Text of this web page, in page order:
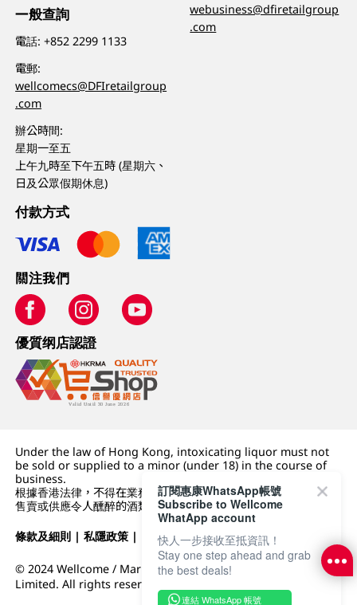
一般查詢
電話:+852 2299 1133
電郵:
wellcomecs@DFIretailgroup
.com
辦公時間:
星期一至五
上午九時至下午五時 (星期六、
日及公眾假期休息)
webusiness@dfiretailgroup
.com
付款方式
關注我們
優質纲店認證
Under the law of Hong Kong, intoxicating liquor must not
be sold or supplied to a minor (under 18) in the course of
business.
根據香港法律，不得在業務過程中，向未成年人 (18 歲以下人士)
售賣或供應令人醺醉的酒類。
條款及細則 |私隱政策 | DFI零售集團
© 2024 Wellcome / Market Place. The Dairy Farm Company
Limited. All rights reserved.
訂閱惠康WhatsApp帳號
Subscribe to Wellcome
WhatApp account
快人一步接收至抵資訊！
Stay one step ahead and grab
the best deals!
連結 WhatsApp 帳號